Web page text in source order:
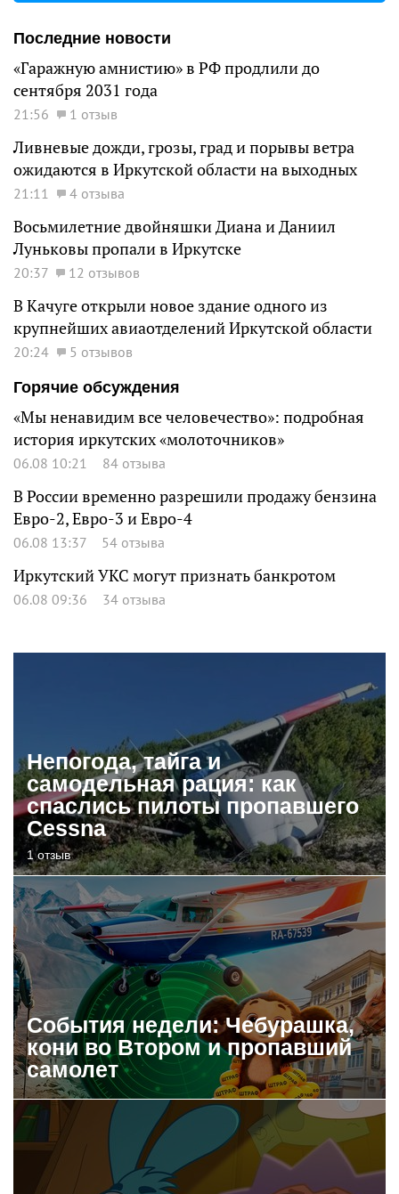
Последние новости
«Гаражную амнистию» в РФ продлили до
сентября 2031 года
21:56 1 отзыв
Ливневые дожди, грозы, град и порывы ветра
ожидаются в Иркутской области на выходных
21:11 4 отзыва
Восьмилетние двойняшки Диана и Даниил
Луньковы пропали в Иркутске
20:37 12 отзывов
В Качуге открыли новое здание одного из
крупнейших авиаотделений Иркутской области
20:24
5 отзывов
Горячие обсуждения
«Мы ненавидим все человечество»: подробная
история иркутских «молоточников»
06.08 10:21 84 отзыва
В России временно разрешили продажу бензина
Евро-2, Евро-3 и Евро-4
06.08 13:37 54 отзыва
Иркутский УКС могут признать банкротом
06.08 09:36 34 отзыва
Непогода, тайга и
самодельная рация: как
спаслись пилоты пропавшего
Cessna
1 отзыв
События недели: Чебурашка,
кони во Втором и пропавший
самолет